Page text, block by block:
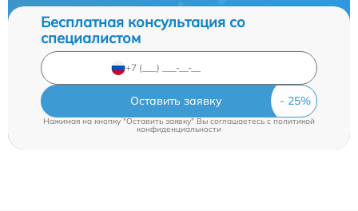
Бесплатная консультация со
специалистом
Оставить заявку
Нажимая на кнопку "Оставить заявку" Вы соглашаетесь cполитикой
конфиденциальности